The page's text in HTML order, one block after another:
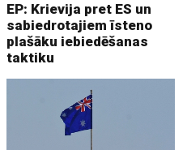
EP: Krievija pret ES un
sabiedrotajiem īsteno
plašāku iebiedēšanas
taktiku